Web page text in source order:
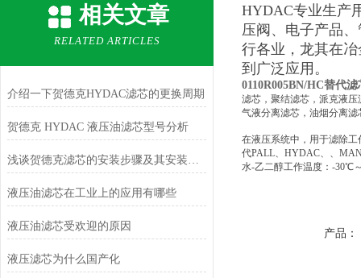
相关文章
RELATED ARTICLES
介绍一下贺德克HYDAC滤芯的更换周期
贺德克 HYDAC 液压油滤芯型号分析
浅谈贺德克滤芯的安装步骤及其安装注意事项
液压油滤芯在工业上的应用有哪些
液压油滤芯受欢迎的原因
液压滤芯为什么国产化
HYDAC专业生产
压阀、电子产品
行各业，龙其在
到广泛应用。
0110R005BN/HC替代
滤芯，聚结滤芯，派克液
气液分离滤芯，油烟分离
在液压系统中，用于滤除
代PALL、HYDAC、、
水-乙二醇工作温度：-30℃
产品：